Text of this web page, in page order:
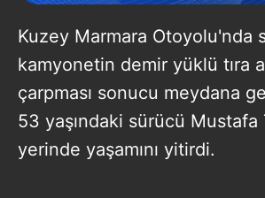
Kuzey Marmara Otoyolu'nda
kamyonetin demir yüklü tıra
çarpması sonucu meydana
53 yaşındaki sürücü Mustafa
yerinde yaşamını yitirdi.